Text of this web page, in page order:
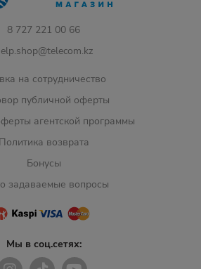
8 727 221 00 66
на сотрудничество
публичной оферты
агентской программы
Политика возврата
Бонусы
задаваемые вопросы
Мы в соц.сетях: